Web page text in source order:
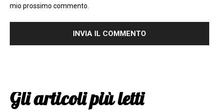
mio prossimo commento.
Gli articoli più letti